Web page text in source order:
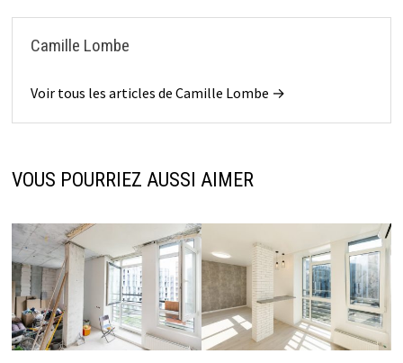
Camille Lombe
Voir tous les articles de Camille Lombe →
VOUS POURRIEZ AUSSI AIMER